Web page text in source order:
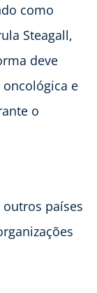
como
Steagall,
deve
e
o
países